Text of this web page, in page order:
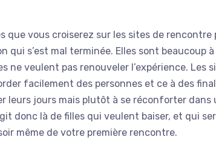
vous croiserez sur les sites de rencontre
s’est mal terminée. Elles sont beaucoup
ne veulent pas renouveler l’expérience. Les
facilement des personnes et ce à des
jours mais plutôt à se réconforter dans
donc là de filles qui veulent baiser, et qui
même de votre première rencontre.